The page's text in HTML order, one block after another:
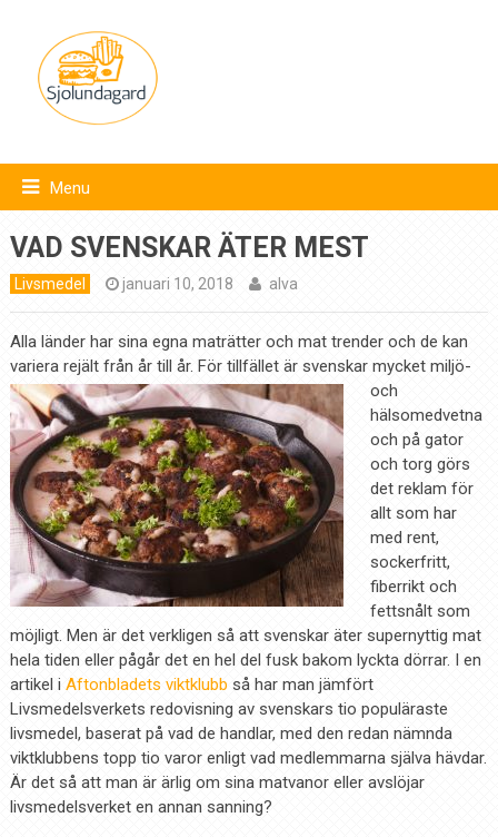
Menu
VAD SVENSKAR ÄTER MEST
Livsmedel januari 10, 2018 alva
Alla länder har sina egna maträtter och mat trender och de kan
variera rejält från år till år. För tillfället är svenskar mycket miljö-
och
hälsomedvetna
och på gator
och torg görs
det reklam för
allt som har
med rent,
sockerfritt,
fiberrikt och
fettsnålt som
möjligt. Men är det verkligen så att svenskar äter supernyttig mat
hela tiden eller pågår det en hel del fusk bakom lyckta dörrar. I en
artikel i Aftonbladets viktklubb så har man jämfört
Livsmedelsverkets redovisning av svenskars tio populäraste
livsmedel, baserat på vad de handlar, med den redan nämnda
viktklubbens topp tio varor enligt vad medlemmarna själva hävdar.
Är det så att man är ärlig om sina matvanor eller avslöjar
livsmedelsverket en annan sanning?